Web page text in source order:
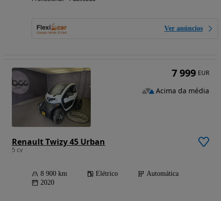
Ver anúncios
Renault Twizy 45 Urban
5 cv
8 900 km Elétrico
Automática
2020
7 999 EUR
Acima da média